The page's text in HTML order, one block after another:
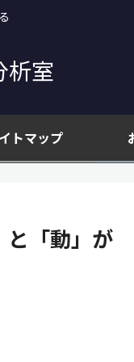
析室
トマップ
と「動」が